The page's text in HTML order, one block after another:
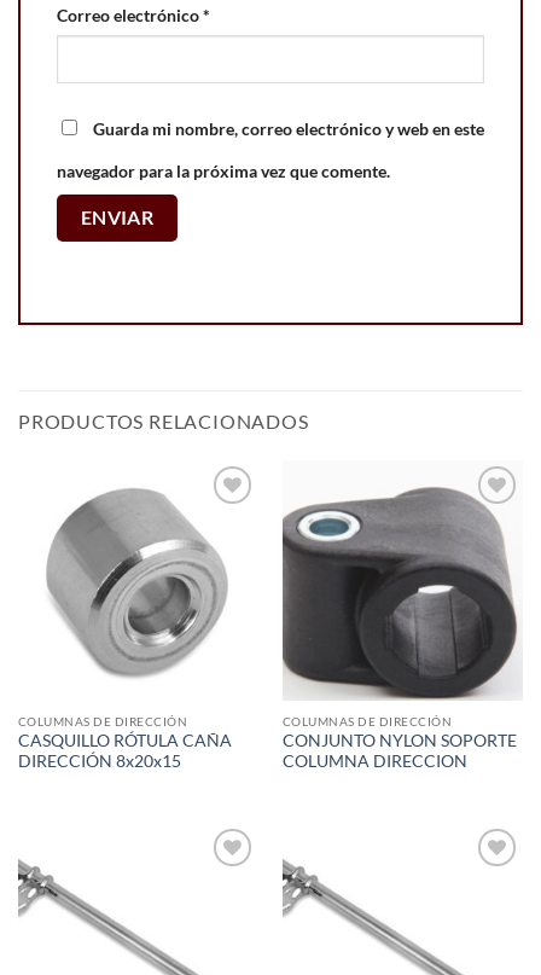
Correo electrónico*
Guarda mi nombre, correo electrónico y web en este
navegador para la próxima vez que comente.
PRODUCTOS RELACIONADOS
wishlist
COLUMNAS DE DIRECCIÓN
CASQUILLO RÓTULA CAÑA
DIRECCIÓN 8x20x15
Add to
wishlist
COLUMNAS DE DIRECCIÓN
CONJUNTO NYLON SOPORTE
COLUMNA DIRECCION